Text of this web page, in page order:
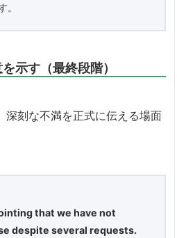
。
示す（最終段階）
深刻な不満を正式に伝える場面
that we have not
despite several requests.